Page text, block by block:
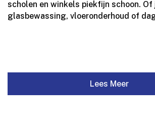
scholen en winkels piekfijn schoon.​ Of
glasbewassing, vloeronderhoud of
Lees Meer